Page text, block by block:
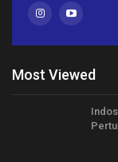
Most Viewed